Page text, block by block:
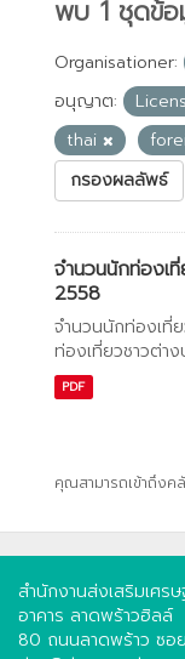
พบ 1 ชุดข้อ
Organisationer:
อนุญาต:
thai
กรองผลลัพธ์
จำนวนนักท่องเ
2558
จำนวนนักท่องเที่
ท่องเที่ยวชาวต่า
PDF
คุณสามารถเข้าถึงค
สำนักงานส่งเสริมเศ
อาคาร ลาดพร้าวฮิลล์
80 ถนนลาดพร้าว ซอ